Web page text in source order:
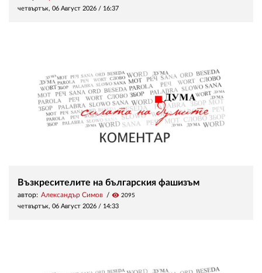
четвъртък, 06 Август 2026 / 16:37
Възкресителите на българския фашизъм
автор: Александър Симов visibility 2095
четвъртък, 06 Август 2026 / 14:33